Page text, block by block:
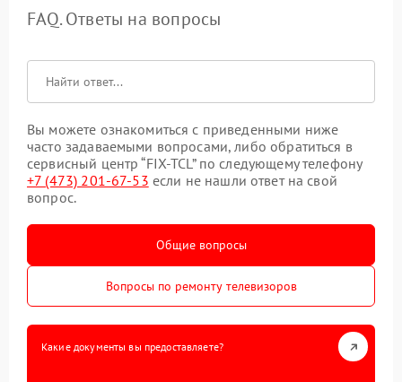
FAQ. Ответы на вопросы
Вы можете ознакомиться с приведенными ниже
часто задаваемыми вопросами, либо обратиться в
сервисный центр “FIX-TCL” по следующему телефону
+7 (473) 201-67-53 если не нашли ответ на свой
вопрос.
Общие вопросы
Вопросы по ремонту телевизоров
Какие документы вы предоставляете?